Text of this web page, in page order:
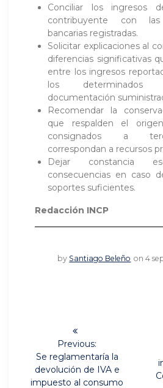
Conciliar los ingresos
contribuyente con las
bancarias registradas.
Solicitar explicaciones al
diferencias significativas
entre los ingresos
los
documentación
Recomendar la
que respalden el
consignados a
correspondan a recursos
Dejar constancia
consecuencias en caso
soportes suficientes.
Redacción INCP
by Santiago Beleño on 4
entradas
Previous:
Previous
post:
Se reglamentaría la
devolución de IVA e
impuesto al consumo